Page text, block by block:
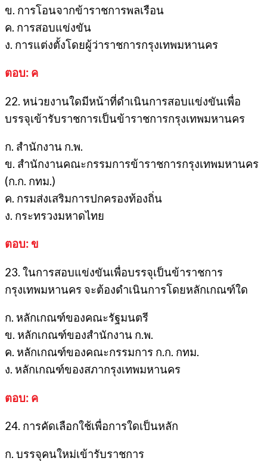
ข. การโอนจากข้าราชการพลเรือน
ค. การสอบแข่งขัน
ง. การแต่งตั้งโดยผู้ว่าราชการกรุงเทพมหานคร
ตอบ: ค
22. หน่วยงานใดมีหน้าที่ดำเนินการสอบแข่งขันเพื่อ
บรรจุเข้ารับราชการเป็นข้าราชการกรุงเทพมหานคร
ก. สำนักงาน ก.พ.
ข. สำนักงานคณะกรรมการข้าราชการกรุงเทพมหานคร
(ก.ก. กทม.)
ค. กรมส่งเสริมการปกครองท้องถิ่น
ง. กระทรวงมหาดไทย
ตอบ: ข
23. ในการสอบแข่งขันเพื่อบรรจุเป็นข้าราชการ
กรุงเทพมหานคร จะต้องดำเนินการโดยหลักเกณฑ์ใด
ก. หลักเกณฑ์ของคณะรัฐมนตรี
ข. หลักเกณฑ์ของสำนักงาน ก.พ.
ค. หลักเกณฑ์ของคณะกรรมการ ก.ก. กทม.
ง. หลักเกณฑ์ของสภากรุงเทพมหานคร
ตอบ: ค
24. การคัดเลือกใช้เพื่อการใดเป็นหลัก
ก. บรรจุคนใหม่เข้ารับราชการ